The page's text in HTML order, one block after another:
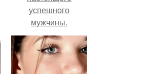
успешного
мужчины.